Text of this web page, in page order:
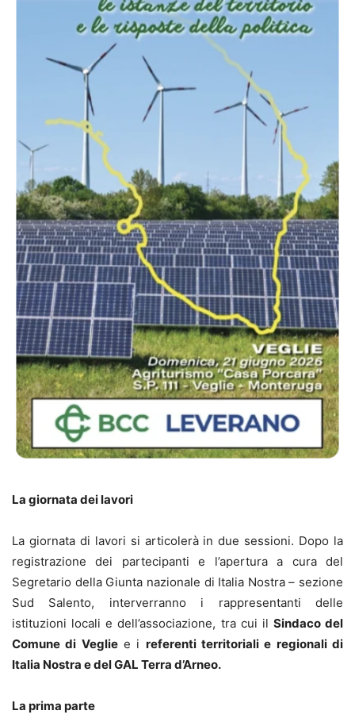
La giornata dei lavori
La giornata di lavori si articolerà in due sessioni. Dopo la
registrazione dei partecipanti e l’apertura a cura del
Segretario della Giunta nazionale di Italia Nostra – sezione
Sud Salento, interverranno i rappresentanti delle
istituzioni locali e dell’associazione, tra cui il Sindaco del
Comune di Vegliee i referenti territoriali e regionali di
Italia Nostra e del GAL Terra d’Arneo.
La prima parte